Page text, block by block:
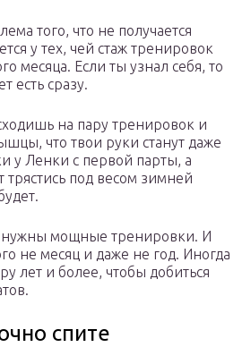
того, что не получается
у тех, чей стаж тренировок
месяца. Если ты узнал себя, то
есть сразу.
на пару тренировок и
что твои руки станут даже
у Ленки с первой парты, а
трястись под весом зимней
мощные тренировки. И
не месяц и даже не год. Иногда
лет и более, чтобы добиться
спите